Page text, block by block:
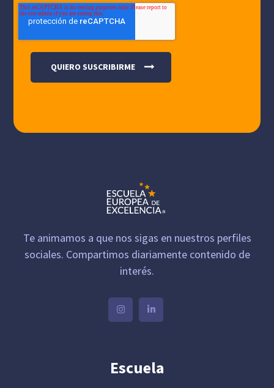
Te animamos a que nos sigas en nuestros perfiles
sociales. Compartimos diariamente contenido de
interés.
Escuela